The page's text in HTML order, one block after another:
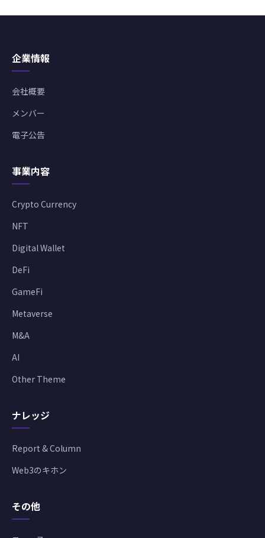
企業情報
会社概要
メンバー
電子公告
事業内容
Crypto Currency
NFT
Digital Wallet
DeFi
GameFi
Metaverse
M&A
AI
Other Theme
ナレッジ
Report & Column
Web3のキホン
その他